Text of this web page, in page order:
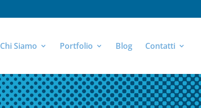
Chi Siamo Portfolio Blog Contatti